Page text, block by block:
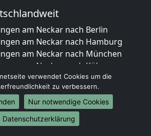
am Neckar nach Berlin
am Neckar nach Hamburg
am Neckar nach München
am Neckar nach Köln
am Neckar nach Frankfurt am
am Neckar nach Stuttgart
am Neckar nach Düsseldorf
am Neckar nach Leipzig
verwendet Cookies um die
zu verbessern.
Nur notwendige Cookies
Datenschutzerklärung